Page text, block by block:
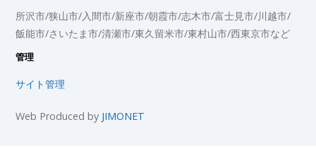
所沢市/狭山市/入間市/新座市/朝霞市/志木市/富士見市/川越市/
飯能市/さいたま市/清瀬市/東久留米市/東村山市/西東京市など
管理
サイト管理
Web Produced by JIMONET